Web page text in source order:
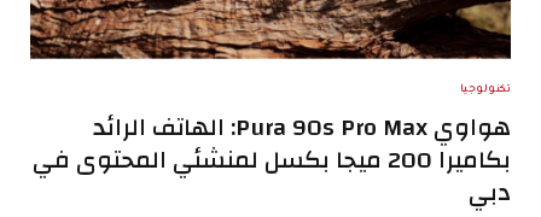
تكنولوجيا
هواوي Pura 90s Pro Max: الهاتف الرائد
بكاميرا 200 ميجا بكسل لمنشئي المحتوى في
دبي